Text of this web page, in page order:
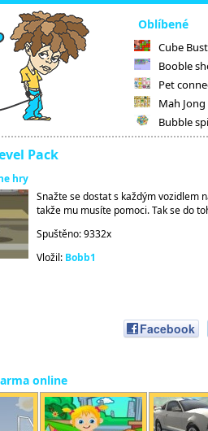
Oblíbené
Cube
Booble
Pet
Mah
Bubble
Pack
hry
Snažte se dostat s každým vozidlem
takže mu musíte pomoci. Tak se do
Spuštěno: 9332x
Vložil: Bobb1
Facebook
online